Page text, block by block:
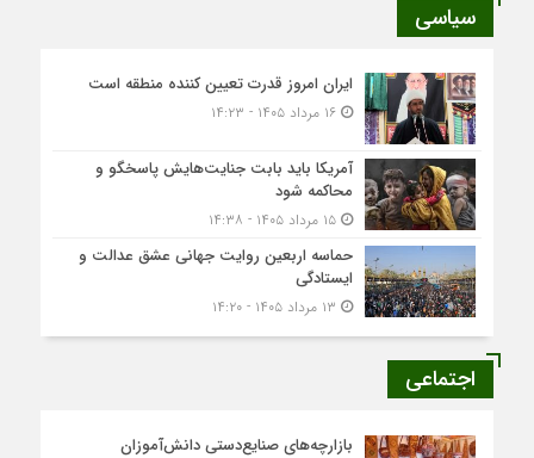
سیاسی
ایران امروز قدرت تعیین کننده منطقه است
۱۶ مرداد ۱۴۰۵ - ۱۴:۲۳
آمریکا باید بابت جنایت‌هایش پاسخگو و
محاکمه شود
۱۵ مرداد ۱۴۰۵ - ۱۴:۳۸
حماسه اربعین روایت جهانی عشق عدالت و
ایستادگی
اجتماعی
بازارچه‌های صنایع‌دستی دانش‌آموزان